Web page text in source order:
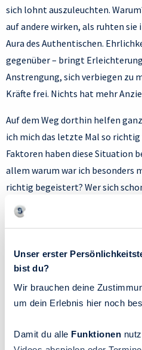
Unser erster
bist du?
Wir brauchen deine
um dein Erlebnis hier noch
Damit du alle Funktionen
sich lohnt auszuleuchten.
auf andere wirken, als ruhten sie
Aura des Authentischen.
gegenüber – bringt
Anstrengung, sich verbiegen zu
Kräfte frei. Nichts hat mehr
Auf dem Weg dorthin helfen
ich mich das letzte Mal so
Faktoren haben diese Situation
allem warum war ich besonders
richtig begeistert? Wer sich
angeschlossen und später in
wird sich in einem beruflichen
folgt. Wer Mathe mochte, weil
Interpretationsspielraum gibt,
auf Erfahrungen aufbaut, ist
der Wirtschaftsprüfung & Co. Zu